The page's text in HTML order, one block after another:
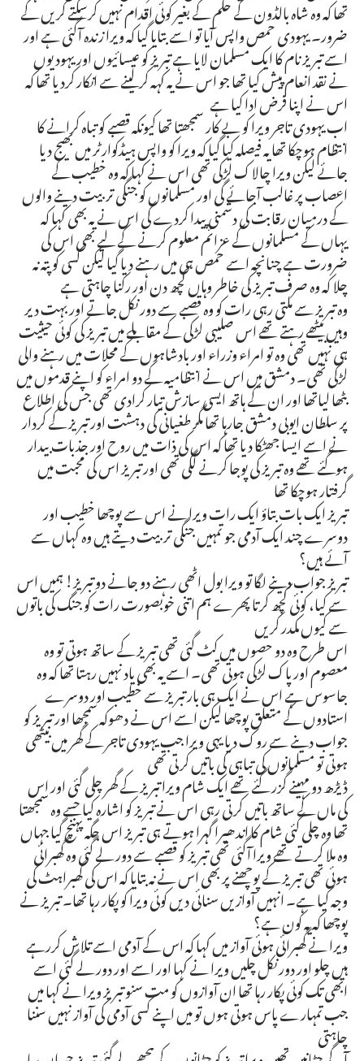
تھا کہ وہ شاہ بالڈون کے حکم کے بغیر کوئی اقدام نہیں کرسکتے کریں گے
ضرور۔ یہودی حمص واپس آیا تو اسے بتایا گیا کہ ویرا زندہ آگئی ہے اور
اسے تبریز نام کا ایک مسلمان لایا ہے تبریز کو عیسائیوں اور یہودیوں
نے نقد انعام پیش کیا تھا جو اس نے یہ کہہ کر لینے سے انکار کردیا تھا کہ
اس نے اپنا فرض ادا کیا ہے
اب یہودی تاجر ویرا کو بے کار سمجھتا تھا کیونکہ قصبے کو تباہ کرانے کا
انتظام ہوچکا تھا یہ فیصلہ کیا گیا کہ ویرا کو واپس ہیڈکوارٹر میں بھیج دیا
جائے لیکن ویرا چالاک لڑکی تھی اس نے کہا کہ وہ خطیب کے
اعصاب پر غالب آجائے گی اور مسلمانوں کو جنگی تربیت دینے والوں
کے درمیان رقابت کی دشمنی پیدا کردے گی اس نے یہ بھی کہا کہ
یہاں کے مسلمانوں کے عزائم معلوم کرنے کے لیے بھی اس کی
ضرورت ہے چنانچہ اسے حمص ہی میں رہنے دیا گیا لیکن کسی کو پتہ نہ
چلا کہ وہ صرف تبریز کی خاطر وہاں کچھ دن اور رکنا چاہتی ہے
وہ تبریز سے ملتی رہی رات کو وہ قصبے سے دور نکل جاتے اور بہت دیر
وہیں بیٹھے رہتے تھے اس صلیبی لڑکی کے مقابلے میں تبریز کی کوئی حیثیت
ہی نہیں تھی وہ تو امراء وزراء اور بادشاہوں کے محلات میں رہنے والی
لڑکی تھی۔ دمشق میں اس نے انتظامیہ کے دو امراء کو اپنے قدموں میں
بٹھا لیاتھا اور ان کے ہاتھ ایسی سازش تیار کرادی تھی جس کی اطلاع
پر سلطان ایوبی دمشق جارہا تھا مگر طغیانی کی دہشت اور تبریز کے کردار
نے اسے ایسا جھٹکا دیا تھا کہ اس کی ذات میں روح اور جذبات بیدار
ہوگئے تھے وہ تبریز کی پوجا کرنے لگی تھی اور تبریز اس کی محبت میں
گرفتار ہوچکا تھا
تبریز ایک بات بتاؤ ایک رات ویرا نے اس سے پوچھا خطیب اور
دوسرے چند ایک آدمی جو تمہیں جنگی تربیت دیتے ہیں وہ کہاں سے
آئے ہیں؟
تبریز جواب دینے لگا تو ویرا بول اٹھی رہنے دو جانے دو تبریز! ہمیں اس
سے کیا، کوئی کچھ کرتا پھرے ہم اتنی خوبصورت رات کو جنگ کی باتوں
سے کیوں مکدر کریں
اس طرح وہ دو حصوں میں کٹ گئی تھی تبریز کے ساتھ ہوتی تو وہ
معصوم اور پاک لڑکی ہوتی تھی۔ اسے یہ بھی یاد نہیں رہتا تھا کہ وہ
جاسوس ہے اس نے ایک ہی بار تبریز سے خطیب اور دوسرے
استادوں کے متعلق پوچھا لیکن اسے اس نے دھوکہ سمجھا اور تبریز کو
جواب دینے سے روک دیا یہی ویرا جب یہودی تاجر کے گھر میں بیٹھی
ہوتی تو مسلمانوں کی تباہی کی باتیں کرتی تھی
ڈیڑھ دو مہینے گزر گئے تھے ایک شام ویرا تبریز کے گھر چلی گئی اور اس
کی ماں کے ساتھ باتیں کرتی رہی اس نے تبریز کو اشارہ کیا جسے وہ سمجھتا
تھا وہ چلی گئی شام کا اندھیرا گہرا ہوتے ہی تبریز اس جگہ پہنچ گیا جہاں
وہ ملا کرتے تھے ویرا آگئی تھی تبریز کو قصبے سے دور لے گئی وہ گھبرائی
ہوئی تھی تبریز کے پوچھنے پر بھی اس نے نہ بتایا کہ اس کی گھبراہٹ کی
وجہ کیا ہے۔ انہیں آوازیں سنائی دیں کوئی ویرا کو پکار رہا تھا۔ تبریز نے
پوچھا کہ یہ کون ہے؟
ویرا نے گھبرائی ہوئی آواز میں کہا کہ اس کے آدمی اسے تلاش کررہے
ہیں چلو اور دور نکل چلیں ویرا نے کہا اور اسے اور دور لے گئی اسے
ابھی تک کوئی پکار رہا تھا ان آوازوں کو مت سنو تبریز ویرا نے کہا میں
جب تمہارے پاس ہوتی ہوں تو میں اپنے کسی آدمی کی آواز نہیں سننا
چاہتی